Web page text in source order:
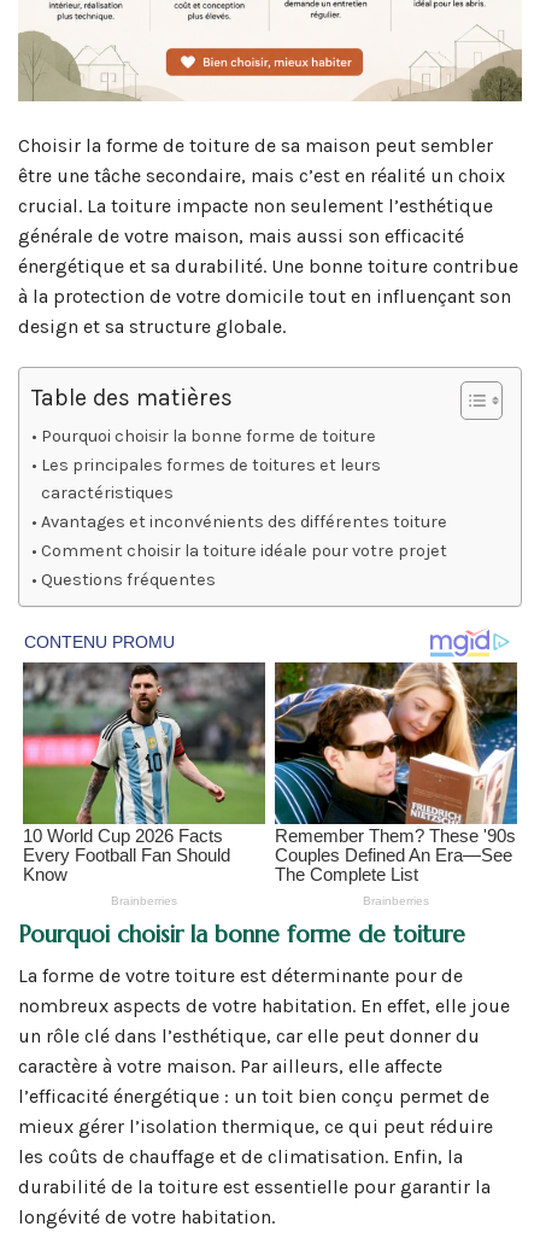
Choisir la forme de toiture de sa maison peut sembler
être une tâche secondaire, mais c’est en réalité un choix
crucial. La toiture impacte non seulement l’esthétique
générale de votre maison, mais aussi son efficacité
énergétique et sa durabilité. Une bonne toiture contribue
à la protection de votre domicile tout en influençant son
design et sa structure globale.
Table des matières
Pourquoi choisir la bonne forme de toiture
Les principales formes de toitures et leurs
caractéristiques
Avantages et inconvénients des différentes toiture
Comment choisir la toiture idéale pour votre projet
Questions fréquentes
Pourquoi choisir la bonne forme de toiture
La forme de votre toiture est déterminante pour de
nombreux aspects de votre habitation. En effet, elle joue
un rôle clé dans l’esthétique, car elle peut donner du
caractère à votre maison. Par ailleurs, elle affecte
l’efficacité énergétique : un toit bien conçu permet de
mieux gérer l’isolation thermique, ce qui peut réduire
les coûts de chauffage et de climatisation. Enfin, la
durabilité de la toiture est essentielle pour garantir la
longévité de votre habitation.